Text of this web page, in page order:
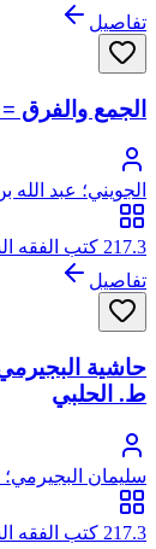
تفاصيل
الجمع والفرق
الجويني؛ عبد
217.3 كتب الفقه الشافعي
تفاصيل
حاشية
ط. الحلبي
سليمان
217.3 كتب الفقه الشافعي